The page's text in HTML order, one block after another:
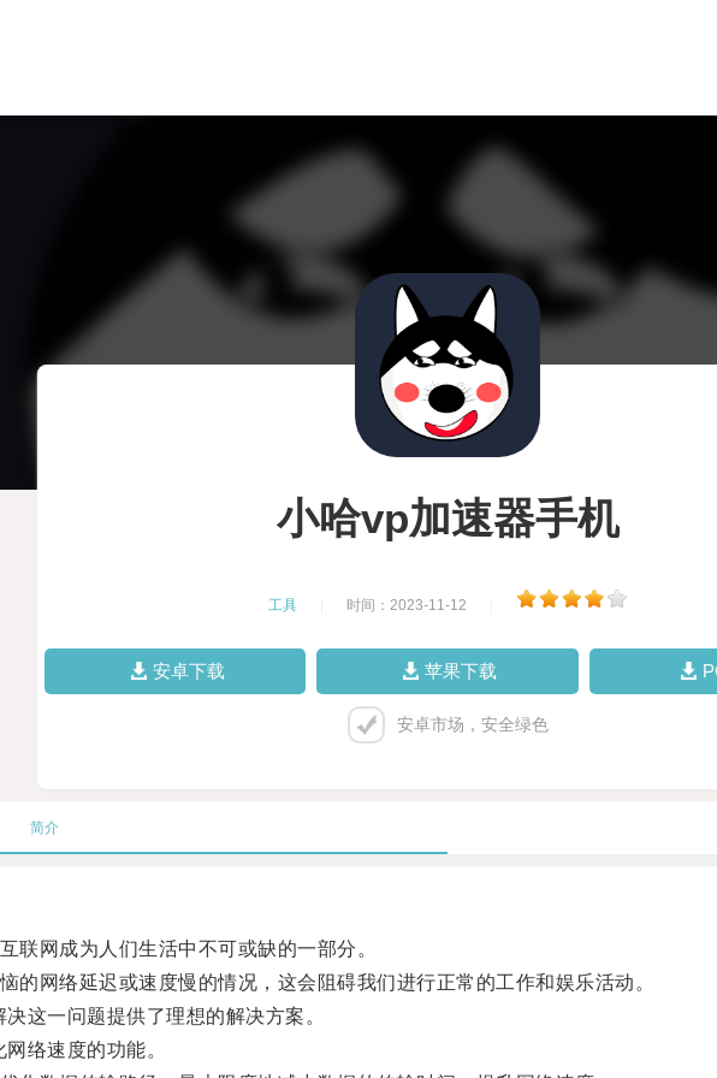
小哈vp加速器手机
工具 时间：2023-11-12
安卓下载 苹果下载
安卓市场，安全绿色
简介
网成为人们生活中不可或缺的一部分。
网络延迟或速度慢的情况，这会阻碍我们进行正常的工作和娱乐活动。
一问题提供了理想的解决方案。
络速度的功能。